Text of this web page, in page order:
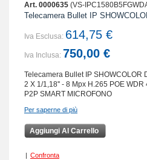
Art. 0000635 (VS-
Telecamera Bullet IP
Iva Esclusa: 614,75 €
Iva Inclusa: 750,00 €
Telecamera Bullet IP SHOWCOLOR
2 X 1/1,18'' - 8 Mpx H.265 POE
P2P SMART MICROFONO
Per saperne di più
Aggiungi Al Carrello
| Confronta